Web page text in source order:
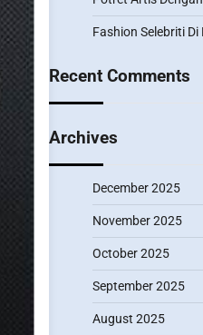
Fashion Selebriti
Recent Comments
Archives
December 2025
November 2025
October 2025
September 2025
August 2025